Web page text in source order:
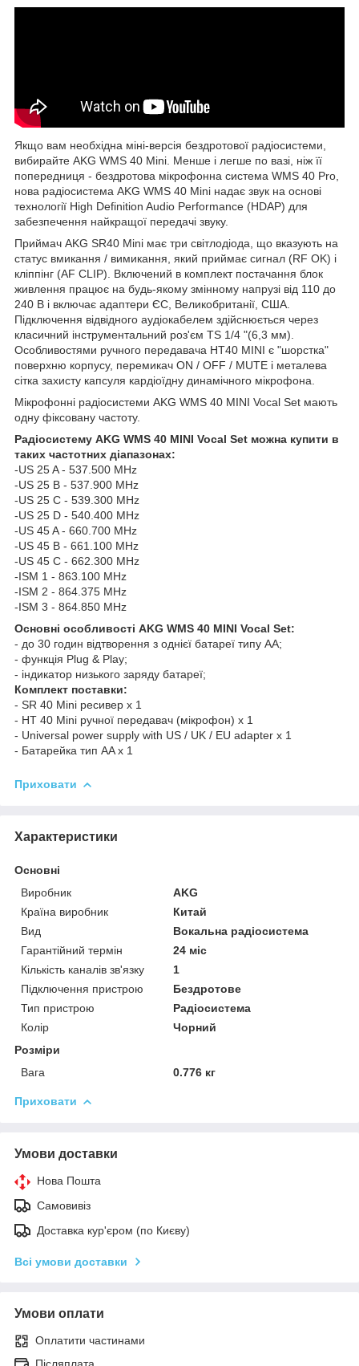
Якщо вам необхідна міні-версія бездротової радіосистеми,
вибирайте AKG WMS 40 Mini. Менше і легше по вазі, ніж її
попередниця - бездротова мікрофонна система WMS 40 Pro,
нова радіосистема AKG WMS 40 Mini надає звук на основі
технології High Definition Audio Performance (HDAP) для
забезпечення найкращої передачі звуку.
Приймач AKG SR40 Mini має три світлодіода, що вказують на
статус вмикання / вимикання, який приймає сигнал (RF OK) і
кліппінг (AF CLIP). Включений в комплект постачання блок
живлення працює на будь-якому змінному напрузі від 110 до
240 В і включає адаптери ЄС, Великобританії, США.
Підключення відвідного аудіокабелем здійснюється через
класичний інструментальний роз'єм TS 1/4 "(6,3 мм).
Особливостями ручного передавача HT40 MINI є "шорстка"
поверхню корпусу, перемикач ON / OFF / MUTE і металева
сітка захисту капсуля кардіоїдну динамічного мікрофона.
Мікрофонні радіосистеми AKG WMS 40 MINI Vocal Set мають
одну фіксовану частоту.
Радіосистему AKG WMS 40 MINI Vocal Set можна купити в
таких частотних діапазонах:
-US 25 A - 537.500 MHz
-US 25 B - 537.900 MHz
-US 25 C - 539.300 MHz
-US 25 D - 540.400 MHz
-US 45 A - 660.700 MHz
-US 45 B - 661.100 MHz
-US 45 C - 662.300 MHz
-ISM 1 - 863.100 MHz
-ISM 2 - 864.375 MHz
-ISM 3 - 864.850 MHz
Основні особливості AKG WMS 40 MINI Vocal Set:
- до 30 годин відтворення з однієї батареї типу AA;
- функція Plug & Play;
- індикатор низького заряду батареї;
Комплект поставки:
- SR 40 Mini ресивер x 1
- HT 40 Mini ручної передавач (мікрофон) x 1
- Universal power supply with US / UK / EU adapter x 1
- Батарейка тип AA x 1
Приховати
Характеристики
Основні
Виробник
AKG
Країна виробник
Китай
Вид
Вокальна радіосистема
Гарантійний термін
24 міс
Кількість каналів зв'язку
1
Підключення пристрою
Бездротове
Тип пристрою
Радіосистема
Колір
Чорний
Розміри
Вага
0.776 кг
Приховати
Умови доставки
Нова Пошта
Самовивіз
Доставка кур'єром (по Києву)
Всі умови доставки
Умови оплати
Оплатити частинами
Післяплата